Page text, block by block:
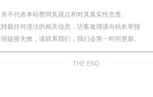
不代表本站赞同其观点和对其真实性负责。
载任何违法的相关信息，访客发现请向站长举报
链接失效，请联系我们，我们会第一时间更新。
THE END